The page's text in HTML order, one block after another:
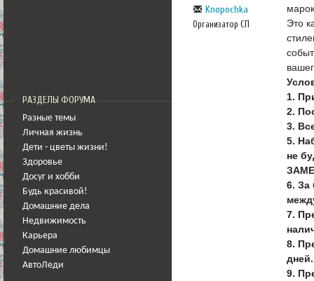
РАЗДЕЛЫ ФОРУМА
Разные темы
Личная жизнь
Дети - цветы жизни!
Здоровье
Досуг и хобби
Будь красивой!
Домашние дела
Недвижимость
Карьера
Домашние любимцы
АвтоЛеди
Knopochka
Организатор СП
Это
1.
2.
3.
5.
не
6. За
7.
8.
дней.
9.